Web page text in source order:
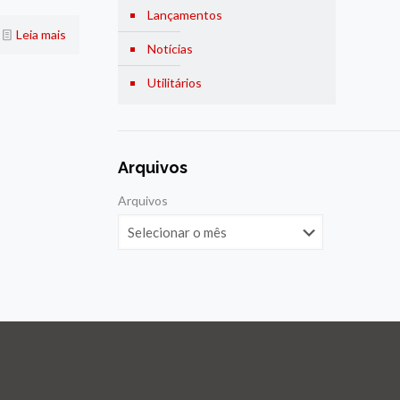
Leia mais
Lançamentos
Notícias
Utilitários
Arquivos
Arquivos